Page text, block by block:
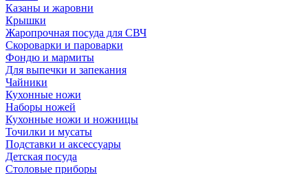
Казаны и жаровни
Крышки
Жаропрочная посуда для СВЧ
Скороварки и пароварки
Фондю и мармиты
Для выпечки и запекания
Чайники
Кухонные ножи
Наборы ножей
Кухонные ножи и ножницы
Точилки и мусаты
Подставки и аксессуары
Детская посуда
Столовые приборы